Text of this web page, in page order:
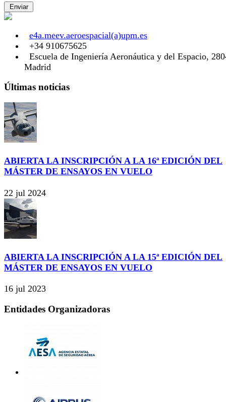
Enviar
e4a.meev.aeroespacial(a)upm.es
+34 910675625
Escuela de Ingeniería Aeronáutica y del Espacio,
Madrid
Últimas noticias
ABIERTA LA INSCRIPCIÓN A LA 16ª EDICIÓN DEL
MÁSTER DE ENSAYOS EN VUELO
22 jul 2024
ABIERTA LA INSCRIPCIÓN A LA 15ª EDICIÓN DEL
MÁSTER DE ENSAYOS EN VUELO
16 jul 2023
Entidades Organizadoras